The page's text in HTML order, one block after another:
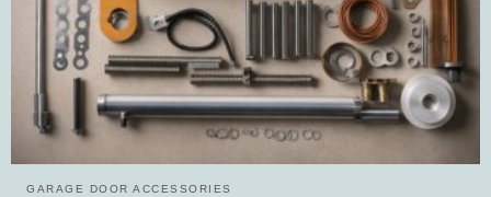
GARAGE DOOR ACCESSORIES